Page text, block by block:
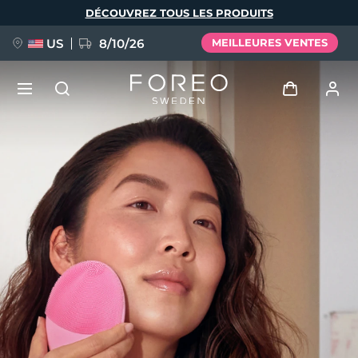
DÉCOUVREZ TOUS LES PRODUITS
US 8/10/26 MEILLEURES VENTES
Profil de l'utilisateur
Mes appareils
Mes commandes
Mes adresses
Mes abonnements
NOUVEAU
FAQ™ Pure Beauty-Tech Elixir
BREAKING NEWS
issa™ Teeth Whitening Set
Langue
English Deutsch
Español
Français
Italiano
Português
Polski
Svenska
Русский
Türkçe
简体中文 繁體中文